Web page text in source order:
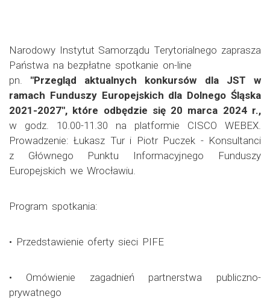
Narodowy Instytut Samorządu Terytorialnego zaprasza
Państwa na bezpłatne spotkanie on-line
pn. "Przegląd aktualnych konkursów dla JST w
ramach Funduszy Europejskich dla Dolnego Śląska
2021-2027", które odbędzie się 20 marca 2024 r.,
w godz. 10.00-11.30 na platformie CISCO WEBEX.
Prowadzenie: Łukasz Tur i Piotr Puczek - Konsultanci
z Głównego Punktu Informacyjnego Funduszy
Europejskich we Wrocławiu.
Program spotkania:
• Przedstawienie oferty sieci PIFE
• Omówienie zagadnień partnerstwa publiczno-
prywatnego